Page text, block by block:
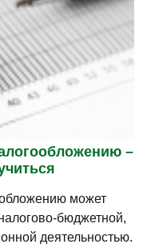
–
может
бюджетной,
деятельностью.